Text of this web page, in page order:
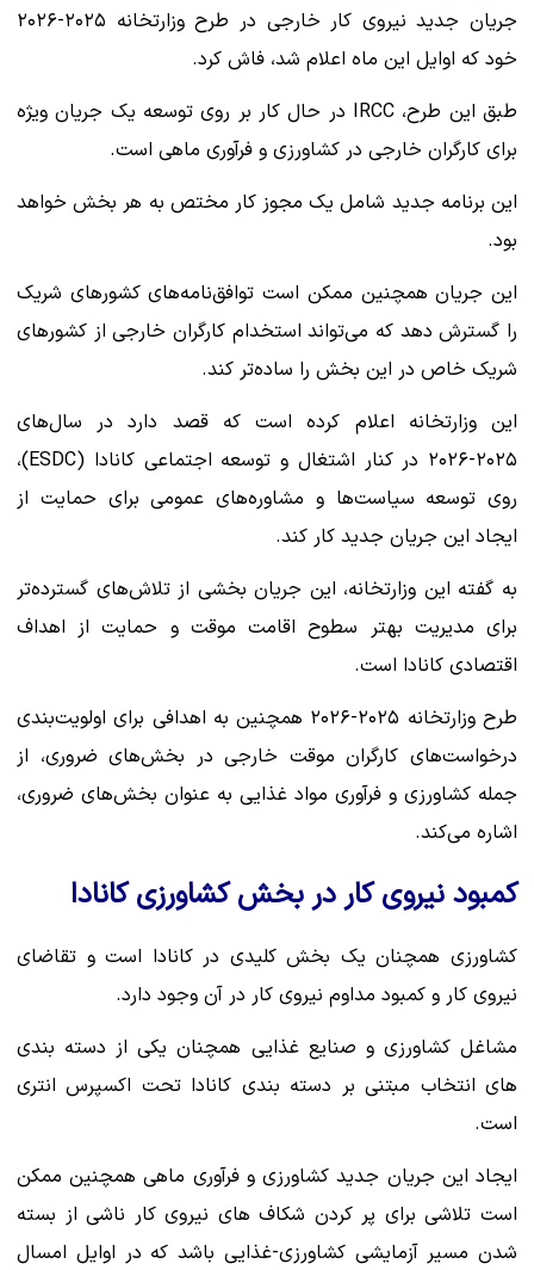
جریان جدید نیروی کار خارجی در طرح وزارتخانه ۲۰۲۵-۲۰۲۶
خود که اوایل این ماه اعلام شد، فاش کرد.
طبق این طرح، IRCC در حال کار بر روی توسعه یک جریان ویژه
برای کارگران خارجی در کشاورزی و فرآوری ماهی است.
این برنامه جدید شامل یک مجوز کار مختص به هر بخش خواهد
بود.
این جریان همچنین ممکن است توافق‌نامه‌های کشورهای شریک
را گسترش دهد که می‌تواند استخدام کارگران خارجی از کشورهای
شریک خاص در این بخش را ساده‌تر کند.
این وزارتخانه اعلام کرده است که قصد دارد در سال‌های
۲۰۲۵-۲۰۲۶ در کنار اشتغال و توسعه اجتماعی کانادا (ESDC)،
روی توسعه سیاست‌ها و مشاوره‌های عمومی برای حمایت از
ایجاد این جریان جدید کار کند.
به گفته این وزارتخانه، این جریان بخشی از تلاش‌های گسترده‌تر
برای مدیریت بهتر سطوح اقامت موقت و حمایت از اهداف
اقتصادی کانادا است.
طرح وزارتخانه ۲۰۲۵-۲۰۲۶ همچنین به اهدافی برای اولویت‌بندی
درخواست‌های کارگران موقت خارجی در بخش‌های ضروری، از
جمله کشاورزی و فرآوری مواد غذایی به عنوان بخش‌های ضروری،
اشاره می‌کند.
کمبود نیروی کار در بخش کشاورزی کانادا
کشاورزی همچنان یک بخش کلیدی در کانادا است و تقاضای
نیروی کار و کمبود مداوم نیروی کار در آن وجود دارد.
مشاغل کشاورزی و صنایع غذایی همچنان یکی از دسته بندی
های انتخاب مبتنی بر دسته بندی کانادا تحت اکسپرس انتری
است.
ایجاد این جریان جدید کشاورزی و فرآوری ماهی همچنین ممکن
است تلاشی برای پر کردن شکاف های نیروی کار ناشی از بسته
شدن مسیر آزمایشی کشاورزی-غذایی باشد که در اوایل امسال